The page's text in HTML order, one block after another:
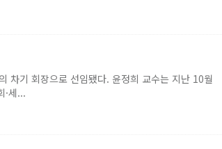
차기 회장으로 선임됐다. 윤정희 교수는 지난 10월
·세...